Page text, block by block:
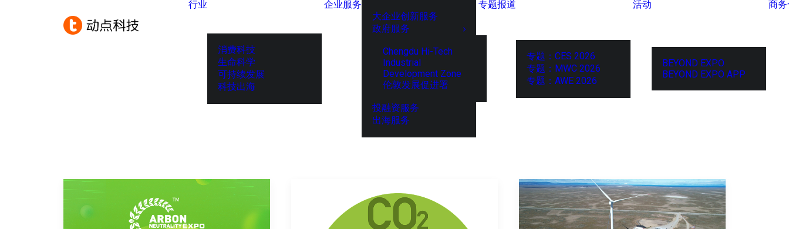
行业
消费科技
生命科学
可持续发展
科技出海
企业服务
大企业创新服务
政府服务
Chengdu Hi-Tech
Industrial
Development Zone
伦敦发展促进署
投融资服务
出海服务
专题报道
专题：CES 2026
专题：MWC 2026
专题：AWE 2026
活动
BEYOND EXPO
BEYOND EXPO APP
商